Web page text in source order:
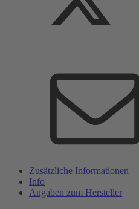
Zusätzliche Informationen
Info
Angaben zum Hersteller